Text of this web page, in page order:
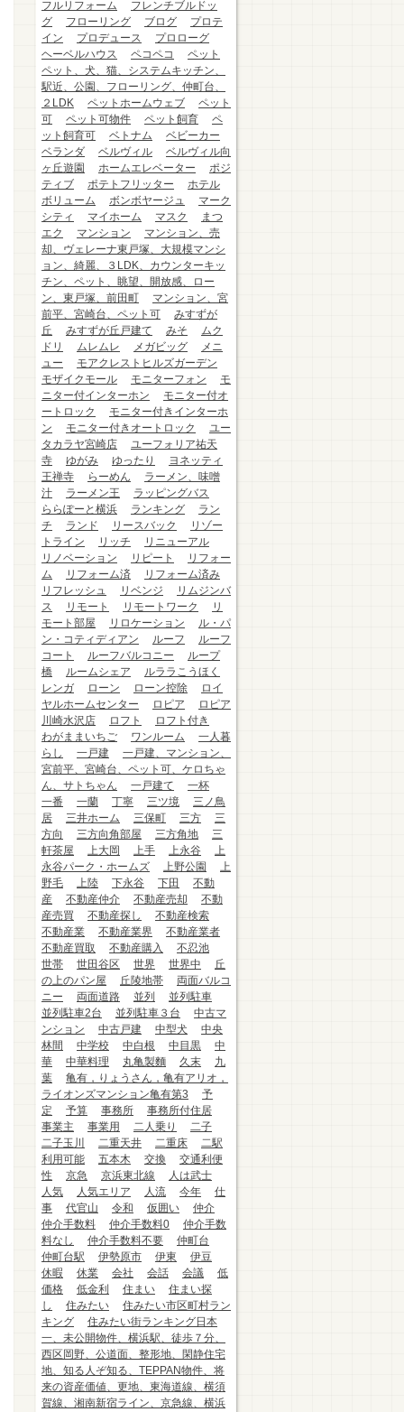
フルリフォーム
フレンチブルドッ
グ
フローリング ブログ
プロテ
イン
プロデュース
プロローグ
ヘーベルハウス
ペコペコ
ペット
ペット、犬、猫、システムキッチン、
駅近、公園、フローリング、仲町台、
２LDK
ペットホームウェブ
ペット
可
ペット可物件 ペット飼育
ペ
ット飼育可
ベトナム
ベビーカー
ベランダ
ベルヴィル
ベルヴィル向
ヶ丘遊園
ホームエレベーター
ポジ
ティブ
ポテトフリッター
ホテル
ボリューム
ボンボヤージュ
マーク
シティ
マイホーム マスク
まつ
エク
マンション
マンション、売
却、ヴェレーナ東戸塚、大規模マンシ
ョン、綺麗、３LDK、カウンターキッ
チン、ペット、眺望、開放感、ロー
ン、東戸塚、前田町
マンション、宮
前平、宮崎台、ペット可
みすずが
丘
みすずが丘戸建て みそ
ムク
ドリ
ムレムレ メガビッグ
メニ
ュー
モアクレストヒルズガーデン
モザイクモール
モニターフォン
モ
ニター付インターホン
モニター付オ
ートロック
モニター付きインターホ
ン
モニター付きオートロック
ユー
タカラヤ宮崎店
ユーフォリア祐天
寺
ゆがみ ゆったり
ヨネッティ
王禅寺
らーめん
ラーメン、味噌
汁
ラーメン王
ラッピングバス
ららぽーと横浜
ランキング
ラン
チ
ランド リースバック
リゾー
トライン
リッチ
リニューアル
リノベーション
リピート
リフォー
ム
リフォーム済
リフォーム済み
リフレッシュ
リベンジ
リムジンバ
ス
リモート リモートワーク
リ
モート部屋
リロケーション
ル・パ
ン・コティディアン
ルーフ
ルーフ
コート
ルーフバルコニー
ループ
橋
ルームシェア
ルララこうほく
レンガ
ローン ローン控除
ロイ
ヤルホームセンター
ロピア
ロピア
川崎水沢店
ロフト
ロフト付き
わがままいちご
ワンルーム
一人暮
らし
一戸建
一戸建、マンション、
宮前平、宮崎台、ペット可、ケロちゃ
ん、サトちゃん
一戸建て
一杯
一番
一蘭 丁寧 三ツ境
三ノ鳥
居
三井ホーム 三保町 三方
三
方向
三方向角部屋 三方角地
三
軒茶屋
上大岡 上手 上永谷
上
永谷パーク・ホームズ
上野公園
上
野毛
上陸 下永谷 下田
不動
産
不動産仲介 不動産売却
不動
産売買
不動産探し
不動産検索
不動産業
不動産業界
不動産業者
不動産買取
不動産購入
不忍池
世帯
世田谷区 世界 世界中
丘
の上のパン屋
丘陵地帯
両面バルコ
ニー
両面道路 並列
並列駐車
並列駐車2台
並列駐車３台
中古マ
ンション
中古戸建 中型犬
中央
林間
中学校 中白根 中目黒
中
華
中華料理 丸亀製麵 久末
九
葉
亀有，りょうさん，亀有アリオ，
ライオンズマンション亀有第3
予
定
予算 事務所
事務所付住居
事業主
事業用 二人乗り
二子
二子玉川
二重天井 二重床
二駅
利用可能
五本木 交換
交通利便
性
京急 京浜東北線
人は武士
人気
人気エリア 人流 今年
仕
事
代官山 令和 仮囲い
仲介
仲介手数料
仲介手数料0
仲介手数
料なし
仲介手数料不要
仲町台
仲町台駅
伊勢原市 伊東
伊豆
休暇
休業 会社 会話 会議
低
価格
低金利 住まい
住まい探
し
住みたい
住みたい市区町村ラン
キング
住みたい街ランキング日本
一、未公開物件、横浜駅、徒歩７分、
西区岡野、公道面、整形地、閑静住宅
地、知る人ぞ知る、TEPPAN物件、将
来の資産価値、更地、東海道線、横須
賀線、湘南新宿ライン、京急線、横浜